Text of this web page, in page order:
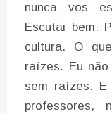
nunca vos
Escutai bem.
cultura. O
raízes. Eu
sem raízes.
professores,